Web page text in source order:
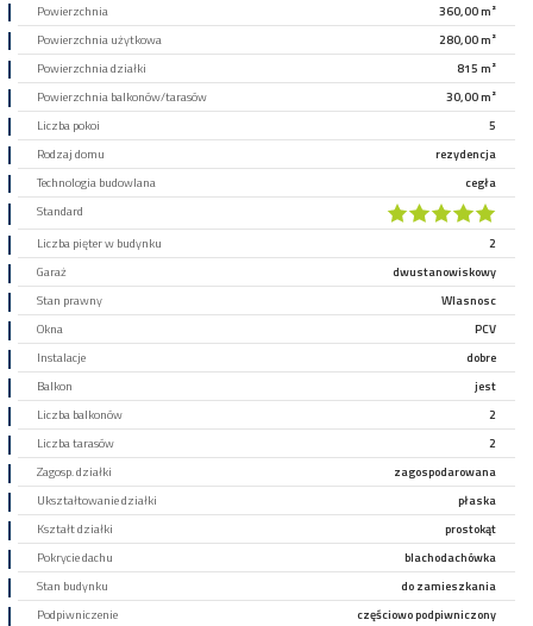
Powierzchnia
360,00 m²
Powierzchnia użytkowa
280,00 m²
Powierzchnia działki
815 m²
Powierzchnia balkonów/tarasów
30,00 m²
Liczba pokoi
5
Rodzaj domu
rezydencja
Technologia budowlana
cegła
Standard
Liczba pięter w budynku
2
Garaż
dwustanowiskowy
Stan prawny
Wlasnosc
Okna
PCV
Instalacje
dobre
Balkon
jest
Liczba balkonów
2
Liczba tarasów
2
Zagosp. działki
zagospodarowana
Ukształtowanie działki
płaska
Kształt działki
prostokąt
Pokrycie dachu
blachodachówka
Stan budynku
do zamieszkania
Podpiwniczenie
częściowo podpiwniczony